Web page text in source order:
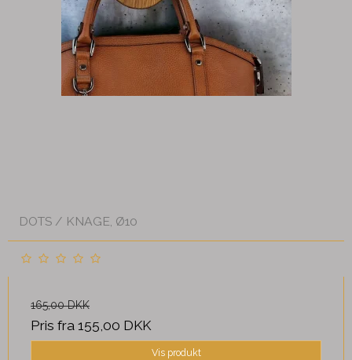
DOTS / KNAGE, Ø10
165,00 DKK
Pris fra 155,00 DKK
Vis produkt